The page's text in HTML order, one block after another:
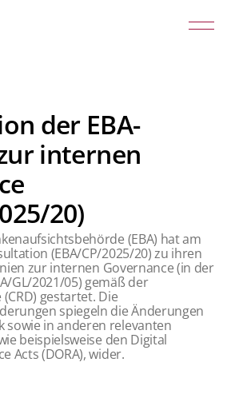
der EBA-
internen
20)
(EBA) hat am
(EBA/CP/2025/20) zu ihren
zur internen Governance (in der
GL/2021/05) gemäß der
gestartet. Die
spiegeln die Änderungen
sowie in anderen relevanten
beispielsweise den Digital
Acts (DORA), wider.